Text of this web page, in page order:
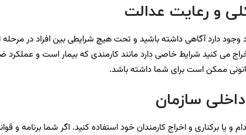
و رعایت عدالت
دارد آگاهی داشته باشید و تحت هیچ شرایطی بین افراد در مرحله
می کنید شرایط خاصی دارد مانند کارمندی که بیمار است و
ممکن است برای شما داشته باشد.
سازمان
و اخراج کارمندان خود استفاده کنید. اگر شما برنامه و